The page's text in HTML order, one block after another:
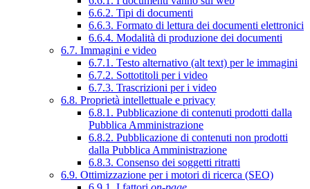
6.6.2. Tipi di documenti
6.6.3. Formato di lettura dei documenti elettronici
6.6.4. Modalità di produzione dei documenti
6.7. Immagini e video
6.7.1. Testo alternativo (alt text) per le immagini
6.7.2. Sottotitoli per i video
6.7.3. Trascrizioni per i video
6.8. Proprietà intellettuale e privacy
6.8.1. Pubblicazione di contenuti prodotti dalla
Pubblica Amministrazione
6.8.2. Pubblicazione di contenuti non prodotti
dalla Pubblica Amministrazione
6.8.3. Consenso dei soggetti ritratti
6.9. Ottimizzazione per i motori di ricerca (SEO)